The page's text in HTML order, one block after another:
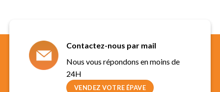
Contactez-nous par mail
Nous vous répondons en moins de
24H
VENDEZ VOTRE ÉPAVE